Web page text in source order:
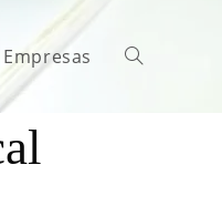
Empresas